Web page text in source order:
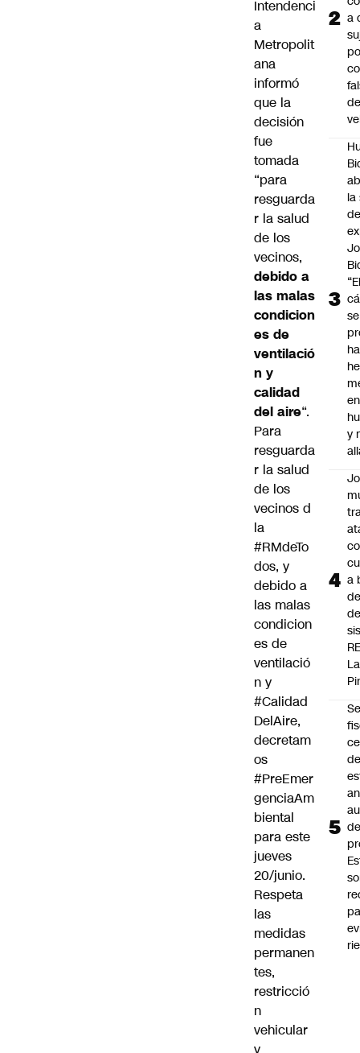
Intendenci
a
Metropolit
ana
informó
que la
decisión
fue
tomada
“para
resguarda
r la salud
de los
vecinos,
debido a
las malas
condicion
es de
ventilació
n y
calidad
del aire“.
Para
resguarda
r la salud
de los
vecinos d
la
#RMdeTo
dos, y
debido a
las malas
condicion
es de
ventilació
n y
#Calidad
DelAire,
decretam
os
#PreEmer
genciaAm
biental
para este
jueves
20/junio.
Respeta
las
medidas
permanen
tes,
restricció
n
vehicular
y
a
de
la
“El
ha
y
a
La
de
de